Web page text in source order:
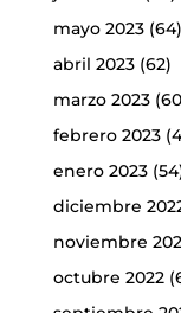
mayo 2023(64)
abril 2023(62)
marzo 2023
febrero 2023
enero 2023
diciembre
noviembre
octubre 2022